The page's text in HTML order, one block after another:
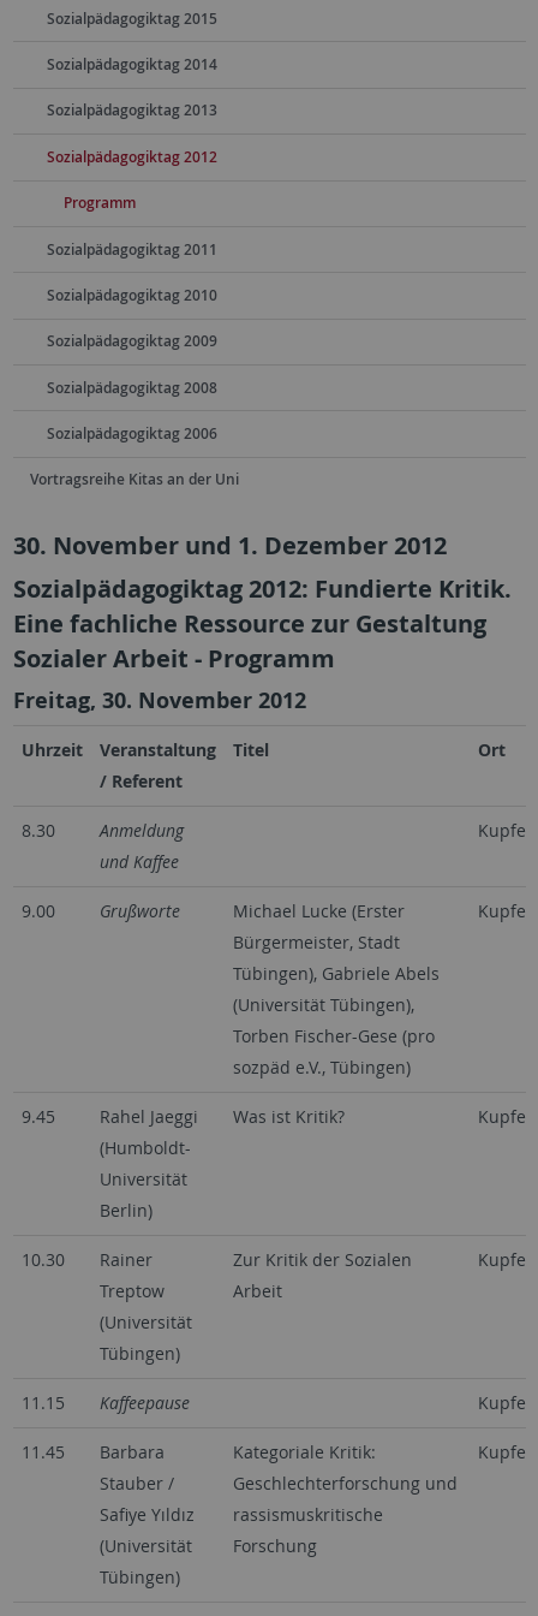
Sozialpädagogiktag 2015
Sozialpädagogiktag 2014
Sozialpädagogiktag 2013
Sozialpädagogiktag 2012
Programm
Sozialpädagogiktag 2011
Sozialpädagogiktag 2010
Sozialpädagogiktag 2009
Sozialpädagogiktag 2008
Sozialpädagogiktag 2006
Vortragsreihe Kitas an der Uni
30. November und 1. Dezember 2012
Sozialpädagogiktag 2012: Fundierte Kritik.
Eine fachliche Ressource zur Gestaltung
Sozialer Arbeit - Programm
Freitag, 30. November 2012
Uhrzeit
Veranstaltung
/ Referent
Titel Ort
8.30
Anmeldung
und Kaffee
9.00 Grußworte
Michael Lucke (Erster
Bürgermeister, Stadt
Tübingen), Gabriele Abels
(Universität Tübingen),
Torben Fischer-Gese (pro
sozpäd e.V., Tübingen)
9.45
Rahel Jaeggi
(Humboldt-
Universität
Berlin)
Was ist Kritik?
10.30
Rainer
Treptow
(Universität
Tübingen)
Zur Kritik der Sozialen
Arbeit
11.15 Kaffeepause
11.45
Barbara
Stauber /
Safiye Yıldız
(Universität
Tübingen)
Kategoriale Kritik:
Geschlechterforschung und
rassismuskritische
Forschung